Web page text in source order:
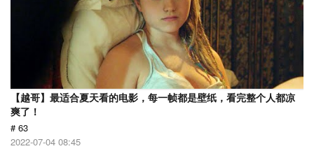
【越哥】最适合夏天看的电影，每一帧都是壁纸，看完整个人都凉
爽了！
# 63
2022-07-04 08:45